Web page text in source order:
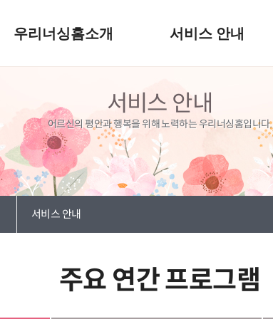
우리너싱홈소개 서비스 안내
서비스 안내
어르신의 평안과 행복을 위해 노력하는 우리너싱홈입니다.
서비스 안내
주요 연간 프로그램